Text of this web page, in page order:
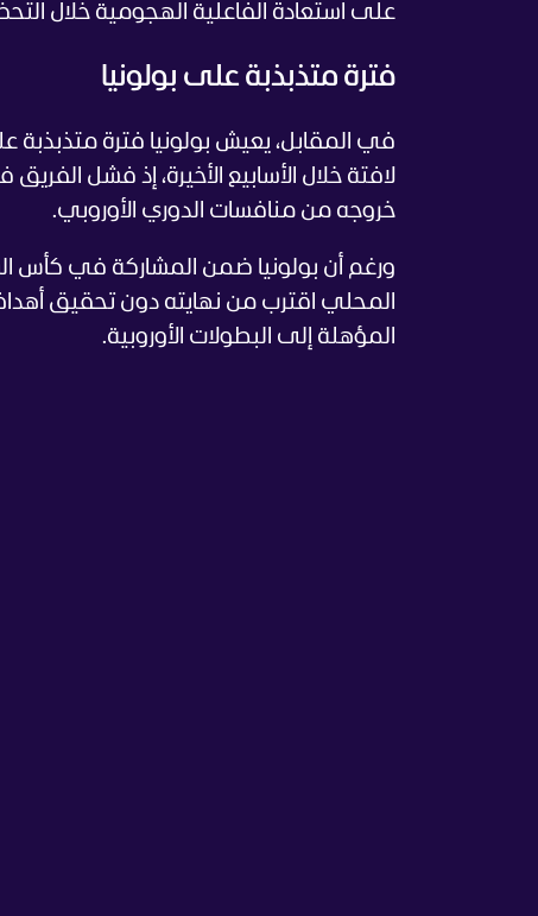
على استعادة الفاعلية الهجومية خلال
فترة متذبذبة على بولونيا
في المقابل، يعيش بولونيا فترة متذبذبة
لافتة خلال الأسابيع الأخيرة، إذ فشل
خروجه من منافسات الدوري الأوروبي.
ورغم أن بولونيا ضمن المشاركة في كأس
المحلي اقترب من نهايته دون تحقيق
المؤهلة إلى البطولات الأوروبية.